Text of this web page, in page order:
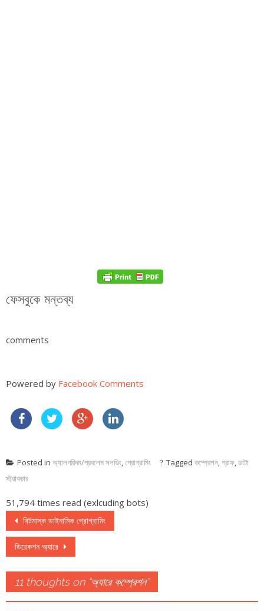
ফেসবুকে মন্তব্য
comments
Powered by Facebook Comments
Posted in অ্যালগরিদম/প্রবলেম সলভিং,প্রোগ্রামিং Tagged কম্প্রেশন,গ্রাফ,ডাটা
স্ট্রাকচার
51,794 times read (exlcuding bots)
Post navigation
বিটমাস্ক ডাইনামিক প্রোগ্রামিং
ডিরেকশন অ্যারে
11 thoughts on “অ্যারে কম্প্রেশন”